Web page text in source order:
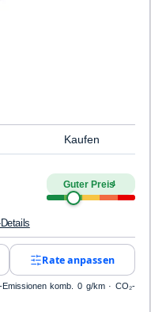
Kaufen
Guter Preis4
Rate anpassen
komb. 0 g/km · CO₂-